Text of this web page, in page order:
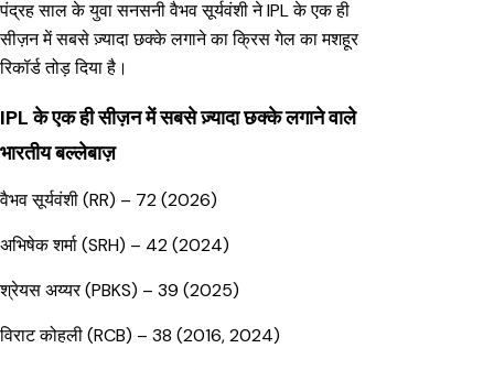
पंद्रह साल के युवा सनसनी वैभव सूर्यवंशी ने IPL के एक ही
सीज़न में सबसे ज़्यादा छक्के लगाने का क्रिस गेल का मशहूर
रिकॉर्ड तोड़ दिया है।
IPL के एक ही सीज़न में सबसे ज़्यादा छक्के लगाने वाले
भारतीय बल्लेबाज़
वैभव सूर्यवंशी (RR) – 72 (2026)
अभिषेक शर्मा (SRH) – 42 (2024)
श्रेयस अय्यर (PBKS) – 39 (2025)
विराट कोहली (RCB) – 38 (2016, 2024)